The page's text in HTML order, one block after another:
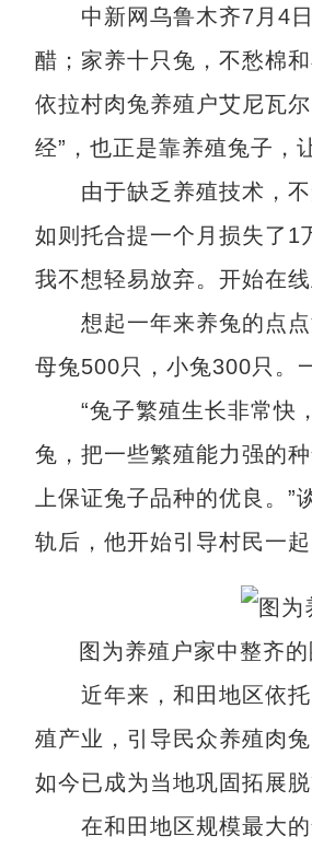
中新网乌鲁木齐7月4日
醋；家养十只兔，不愁棉
依拉村肉兔养殖户艾尼瓦
经”，也正是靠养殖兔子，
由于缺乏养殖技术，不
如则托合提一个月损失了1
我不想轻易放弃。开始在线
想起一年来养兔的点点
母兔500只，小兔300只。
“兔子繁殖生长非常快，
兔，把一些繁殖能力强的
上保证兔子品种的优良。
轨后，他开始引导村民一
图为养殖户家中整齐
近年来，和田地区依托
殖产业，引导民众养殖肉
如今已成为当地巩固拓展
在和田地区规模最大的